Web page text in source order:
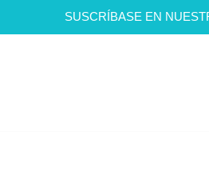
SUSCRÍBASE EN